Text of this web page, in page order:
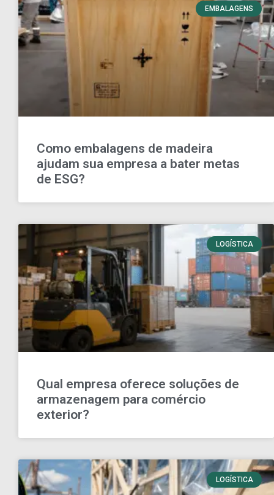
EMBALAGENS
Como embalagens de madeira
ajudam sua empresa a bater metas
de ESG?
LOGÍSTICA
Qual empresa oferece soluções de
armazenagem para comércio
exterior?
LOGÍSTICA